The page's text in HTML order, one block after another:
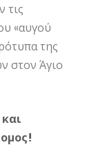
τις
«αυγού
της
στον Άγιο